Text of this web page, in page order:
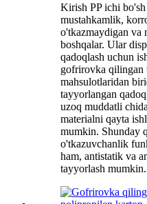
Kirish PP ichi
mustahkamlik,
o'tkazmaydigan va
boshqalar. Ular
qadoqlash uchun
gofrirovka qilingan
mahsulotlaridan
tayyorlangan
uzoq muddatli
materialni qayta
mumkin. Shunday
o'tkazuvchanlik
ham, antistatik va
tayyorlash